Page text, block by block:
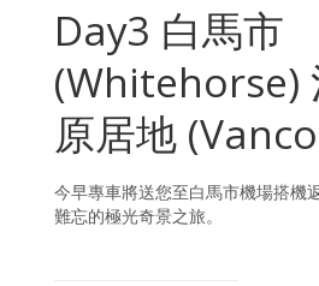
Day3 白馬市
(Whitehorse)
原居地
今早專車將送您至白馬市機場搭機
難忘的極光奇景之旅。